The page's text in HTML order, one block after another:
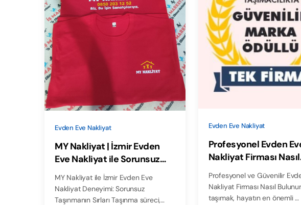
Evden Eve Nakliyat
MY Nakliyat | İzmir Evden
Eve Nakliyat ile Sorunsuz
MY Nakliyat ile İzmir Evden Eve
Nakliyat Deneyimi: Sorunsuz
Taşınmanın Sırları Taşınma süreci,
Evden Eve Nakliyat
Profesyonel Evden
Nakliyat Firması Nasıl
Bulunur?
Profesyonel ve Güvenilir
Nakliyat Firması Nasıl
taşımak, hayatın en önemli …